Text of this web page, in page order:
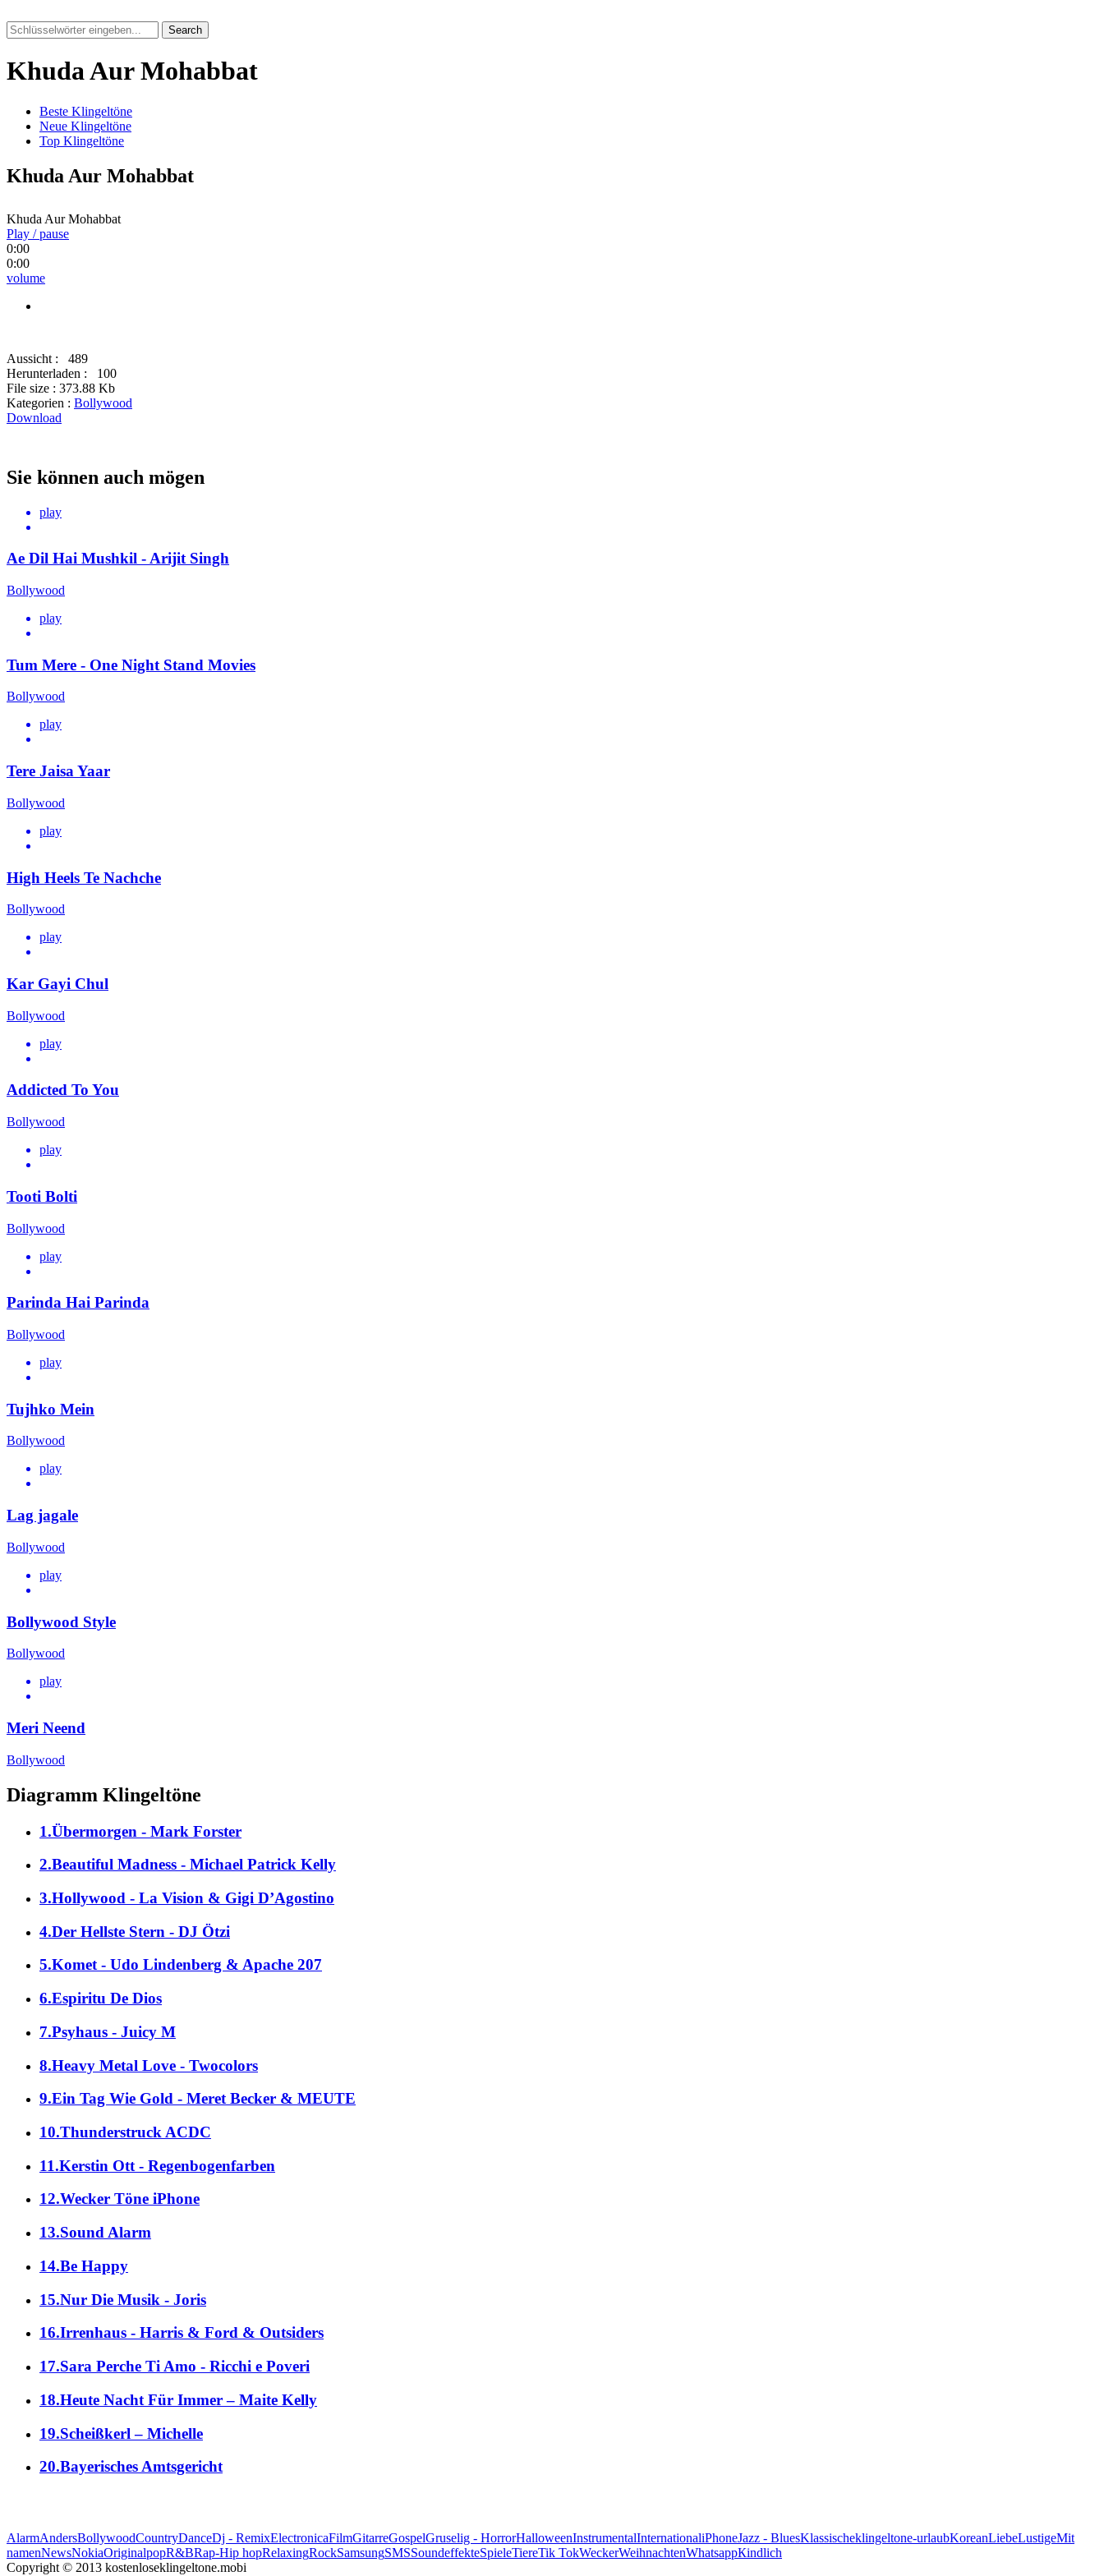
Search
Khuda Aur Mohabbat
Beste Klingeltöne
Neue Klingeltöne
Top Klingeltöne
Khuda Aur Mohabbat
Khuda Aur Mohabbat
Play / pause
0:00
0:00
volume
Aussicht :
489
Herunterladen :
100
File size : 373.88 Kb
Kategorien : Bollywood
Download
Sie können auch mögen
play
Ae Dil Hai Mushkil - Arijit Singh
Bollywood
play
Tum Mere - One Night Stand Movies
Bollywood
play
Tere Jaisa Yaar
Bollywood
play
High Heels Te Nachche
Bollywood
play
Kar Gayi Chul
Bollywood
play
Addicted To You
Bollywood
play
Tooti Bolti
Bollywood
play
Parinda Hai Parinda
Bollywood
play
Tujhko Mein
Bollywood
play
Lag jagale
Bollywood
play
Bollywood Style
Bollywood
play
Meri Neend
Bollywood
Diagramm Klingeltöne
1.Übermorgen - Mark Forster
2.Beautiful Madness - Michael Patrick Kelly
3.Hollywood - La Vision & Gigi D’Agostino
4.Der Hellste Stern - DJ Ötzi
5.Komet - Udo Lindenberg & Apache 207
6.Espiritu De Dios
7.Psyhaus - Juicy M
8.Heavy Metal Love - Twocolors
9.Ein Tag Wie Gold - Meret Becker & MEUTE
10.Thunderstruck ACDC
11.Kerstin Ott - Regenbogenfarben
12.Wecker Töne iPhone
13.Sound Alarm
14.Be Happy
15.Nur Die Musik - Joris
16.Irrenhaus - Harris & Ford & Outsiders
17.Sara Perche Ti Amo - Ricchi e Poveri
18.Heute Nacht Für Immer – Maite Kelly
19.Scheißkerl – Michelle
20.Bayerisches Amtsgericht
AlarmAndersBollywoodCountryDanceDj - RemixElectronicaFilmGitarreGospelGruselig - HorrorHalloweenInstrumentalInternationaliPhoneJazz - BluesKlassischeklingeltone-urlaubKoreanLiebeLustigeMit
namenNewsNokiaOriginalpopR&BRap-Hip hopRelaxingRockSamsungSMSSoundeffekteSpieleTiereTik TokWeckerWeihnachtenWhatsappКindlich
Copyright © 2013 kostenloseklingeltone.mobi